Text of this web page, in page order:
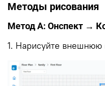
Методы рисования
Метод А: Онспект →
1. Нарисуйте внешнюю